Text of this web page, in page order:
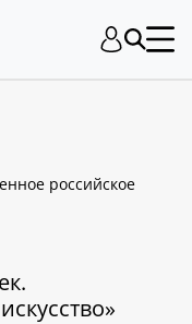
российское